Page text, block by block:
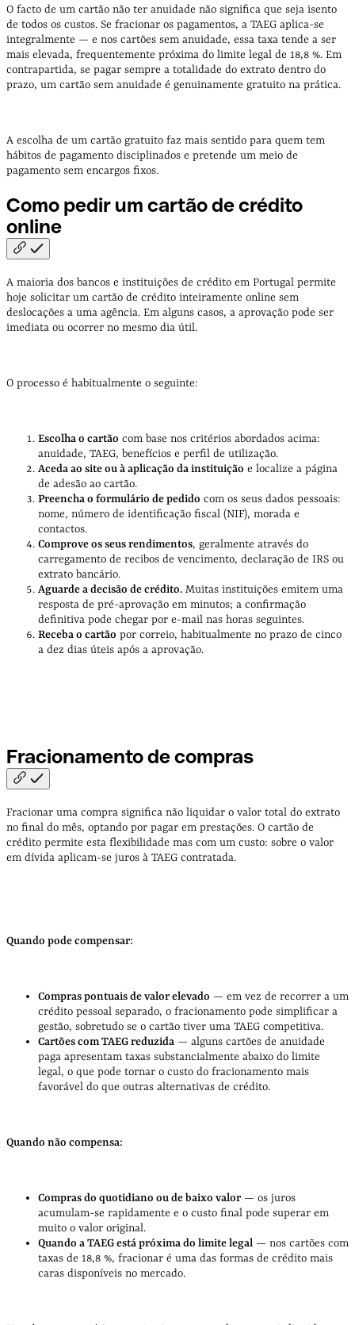
O facto de um cartão não ter anuidade não significa que seja isento
de todos os custos. Se fracionar os pagamentos, a TAEG aplica-se
integralmente — e nos cartões sem anuidade, essa taxa tende a ser
mais elevada, frequentemente próxima do limite legal de 18,8 %. Em
contrapartida, se pagar sempre a totalidade do extrato dentro do
prazo, um cartão sem anuidade é genuinamente gratuito na prática.
A escolha de um cartão gratuito faz mais sentido para quem tem
hábitos de pagamento disciplinados e pretende um meio de
pagamento sem encargos fixos.
Como pedir um cartão de crédito
online
A maioria dos bancos e instituições de crédito em Portugal permite
hoje solicitar um cartão de crédito inteiramente online sem
deslocações a uma agência. Em alguns casos, a aprovação pode ser
imediata ou ocorrer no mesmo dia útil.
O processo é habitualmente o seguinte:
Escolha o cartão com base nos critérios abordados acima:
anuidade, TAEG, benefícios e perfil de utilização.
Aceda ao site ou à aplicação da instituição e localize a página
de adesão ao cartão.
Preencha o formulário de pedido com os seus dados pessoais:
nome, número de identificação fiscal (NIF), morada e
contactos.
Comprove os seus rendimentos, geralmente através do
carregamento de recibos de vencimento, declaração de IRS ou
extrato bancário.
Aguarde a decisão de crédito. Muitas instituições emitem uma
resposta de pré-aprovação em minutos; a confirmação
definitiva pode chegar por e-mail nas horas seguintes.
Receba o cartão por correio, habitualmente no prazo de cinco
a dez dias úteis após a aprovação.
Fracionamento decompras
Fracionar uma compra significa não liquidar o valor total do extrato
no final do mês, optando por pagar em prestações. O cartão de
crédito permite esta flexibilidade mas com um custo: sobre o valor
em dívida aplicam-se juros à TAEG contratada.
Quando pode compensar:
Compras pontuais de valor elevado — em vez de recorrer a um
crédito pessoal separado, o fracionamento pode simplificar a
gestão, sobretudo se o cartão tiver uma TAEG competitiva.
Cartões com TAEG reduzida — alguns cartões de anuidade
paga apresentam taxas substancialmente abaixo do limite
legal, o que pode tornar o custo do fracionamento mais
favorável do que outras alternativas de crédito.
Quando não compensa:
Compras do quotidiano ou de baixo valor — os juros
acumulam-se rapidamente e o custo final pode superar em
muito o valor original.
Quando a TAEG está próxima do limite legal — nos cartões com
taxas de 18,8 %, fracionar é uma das formas de crédito mais
caras disponíveis no mercado.